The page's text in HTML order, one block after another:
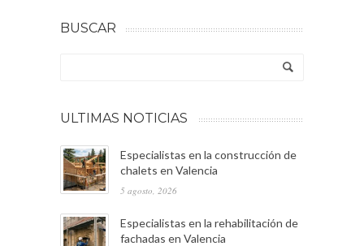
BUSCAR
ULTIMAS NOTICIAS
Especialistas en la construcción de
chalets en Valencia
5 agosto, 2026
Especialistas en la rehabilitación de
fachadas en Valencia